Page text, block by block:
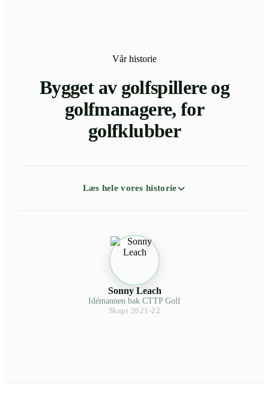
Vår historie
Bygget av golfspillere og
golfmanagere, for
golfklubber
Læs hele vores historie
Sonny Leach
Idémannen bak CTTP Golf
Skapt 2021-22